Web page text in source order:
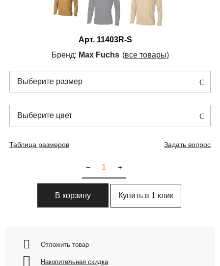
Арт. 11403R-S
Бренд: Max Fuchs (все товары)
Выберите размер
Выберите цвет
Таблица размеров Задать вопрос
+
−
В корзину Купить в 1 клик
Отложить товар
Накопительная скидка